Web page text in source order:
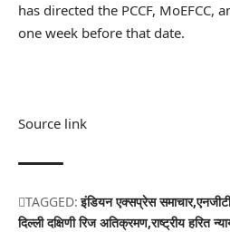
has directed the PCCF, MoEFCC,
one week before that date.
Source link
TAGGED: इंडियन एक्सप्रेस समाचार
दिल्ली दक्षिणी रिज अतिक्रमण राष्ट्रीय हरित